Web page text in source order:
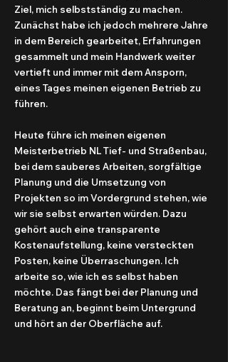
Ziel, mich selbstständig zu machen.
Zunächst habe ich jedoch mehrere Jahre
in dem Bereich gearbeitet, Erfahrungen
gesammelt und mein Handwerk weiter
vertieft und immer mit dem Ansporn,
eines Tages meinen eigenen Betrieb zu
führen.
Heute führe ich meinen eigenen
Meisterbetrieb NL Tief- und Straßenbau,
bei dem sauberes Arbeiten, sorgfältige
Planung und die Umsetzung von
Projekten so im Vordergrund stehen, wie
wir sie selbst erwarten würden. Dazu
gehört auch eine transparente
Kostenaufstellung, keine versteckten
Posten, keine Überraschungen. Ich
arbeite so, wie ich es selbst haben
möchte. Das fängt bei der Planung und
Beratung an, beginnt beim Untergrund
und hört an der Oberfläche auf.